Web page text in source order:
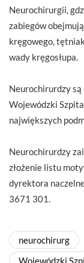
Neurochirurgii,
zabiegów
kręgowego,
wady kręgosłupa.
Neurochirurdzy
Wojewódzki
największych
Neurochirurdzy
złożenie listu
dyrektora
3671 301.
neurochirurg
Wojewódzki